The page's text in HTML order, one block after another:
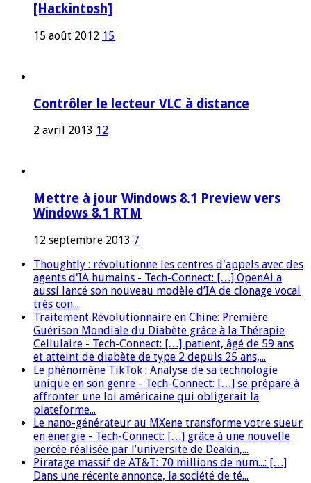
[Hackintosh]
15 août 2012 15
Contrôler le lecteur VLC à distance
2 avril 2013 12
Mettre à jour Windows 8.1 Preview vers
Windows 8.1 RTM
12 septembre 2013 7
Thoughtly : révolutionne les centres d'appels avec des
agents d'IA humains - Tech-Connect: […] OpenAi a
aussi lancé son nouveau modèle d’IA de clonage vocal
très con...
Traitement Révolutionnaire en Chine: Première
Guérison Mondiale du Diabète grâce à la Thérapie
Cellulaire - Tech-Connect: […] patient, âgé de 59 ans
et atteint de diabète de type 2 depuis 25 ans,...
Le phénomène TikTok : Analyse de sa technologie
unique en son genre - Tech-Connect: […] se prépare à
affronter une loi américaine qui obligerait la
plateforme...
Le nano-générateur au MXene transforme votre sueur
en énergie - Tech-Connect: […] grâce à une nouvelle
percée réalisée par l’université de Deakin,...
Piratage massif de AT&T: 70 millions de num...: […]
Dans une récente annonce, la société de té...